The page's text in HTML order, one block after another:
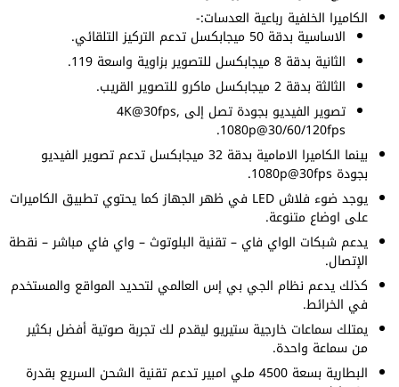
الكاميرا الخلفية رباعية العدسات:-
الاساسية بدقة 50 ميجابكسل تدعم التركيز التلقائي.
الثانية بدقة 8 ميجابكسل للتصوير بزاوية واسعة 119.
الثالثة بدقة 2 ميجابكسل ماكرو للتصوير القريب.
تصوير الفيديو بجودة تصل إلى 4K@30fps,
1080p@30/60/120fps.
بينما الكاميرا الامامية بدقة 32 ميجابكسل تدعم تصوير الفيديو
بجودة 1080p@30fps.
يوجد ضوء فلاش LED في ظهر الجهاز كما يحتوي تطبيق الكاميرات
على اوضاع متنوعة.
يدعم شبكات الواي فاي – تقنية البلوتوث – واي فاي مباشر – نقطة
الإتصال.
كذلك يدعم نظام الجي بي إس العالمي لتحديد المواقع والمستخدم
في الخرائط.
يمتلك سماعات خارجية ستيريو ليقدم لك تجربة صوتية أفضل بكثير
من سماعة واحدة.
البطارية بسعة 4500 ملي امبير تدعم تقنية الشحن السريع بقدرة